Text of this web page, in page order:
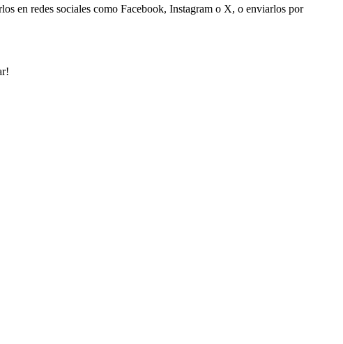
en redes sociales como Facebook, Instagram o X, o enviarlos por